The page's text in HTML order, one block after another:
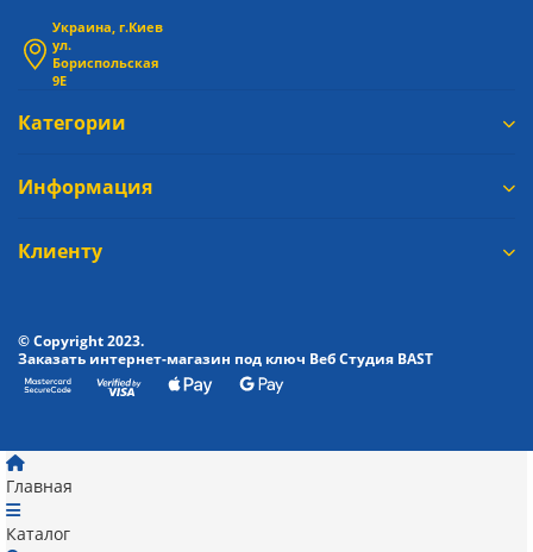
Украина, г.Киев
ул.
Бориспольская
9Е
Категории
Информация
Клиенту
© Copyright 2023.
Заказать интернет-магазин под ключ Веб Студия BAST
Главная
Каталог